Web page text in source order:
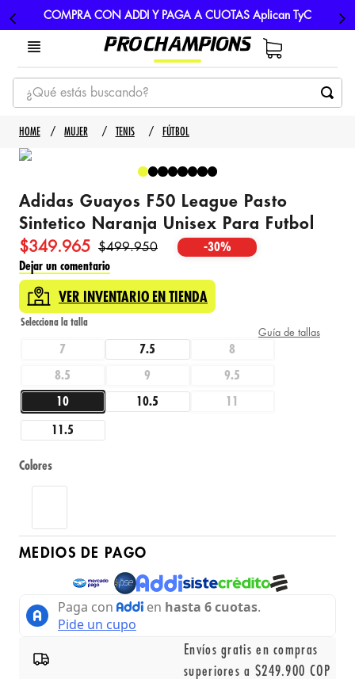
COMPRA CON ADDI Y PAGA A CUOTAS Aplican TyC
¿Qué estás buscando?
TÉRMINOS MÁS BUSCADOS
1
3. nike
4. guayos
5
MUJER TENIS FÚTBOL
Adidas Guayos F50 League Pasto
Sintetico Naranja Unisex Para Futbol
$349.965 $499.950 -30%
Dejar un comentario
VER INVENTARIO EN TIENDA
Guía de tallas
7 7.5 8
8.5 9 9.5
10 10.5 11
11.5
Colores
MEDIOS DE PAGO
Envíos gratis en compras
superiores a $249.900 COP